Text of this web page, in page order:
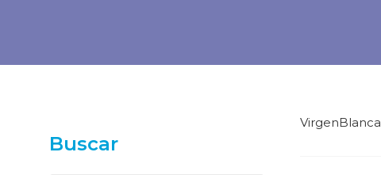
Buscar
VirgenBlanca